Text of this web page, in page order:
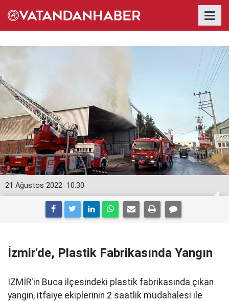
10:30
21 Ağustos 2022
İzmir'de, Plastik Fabrikasında Yangın
İZMİR'in Buca ilçesindeki plastik fabrikasında çıkan
yangın, itfaiye ekiplerinin 2 saatlik müdahalesi ile